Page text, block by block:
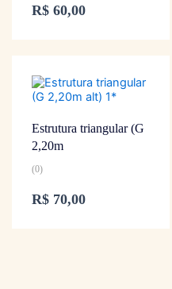
R$ 60,00
Estrutura triangular (G
2,20m
(0)
R$ 70,00